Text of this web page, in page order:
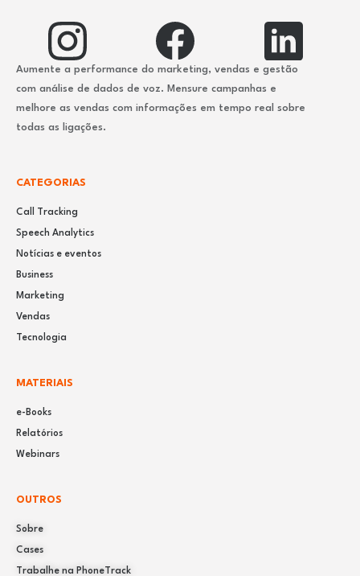
Aumente a performance do marketing, vendas e gestão
com análise de dados de voz. Mensure campanhas e
melhore as vendas com informações em tempo real sobre
todas as ligações.
CATEGORIAS
Call Tracking
Speech Analytics
Notícias e eventos
Business
Marketing
Vendas
Tecnologia
MATERIAIS
e-Books
Relatórios
Webinars
OUTROS
Sobre
Cases
Trabalhe na PhoneTrack